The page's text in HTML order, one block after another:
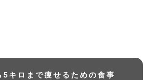
5キロまで痩せるための食事